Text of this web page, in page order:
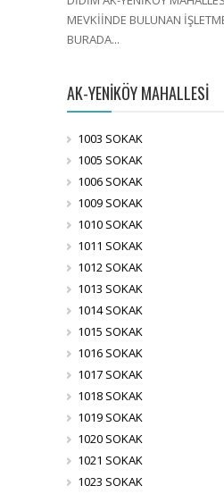
MEVKİİNDE BULUNAN
BURADA...
AK-YENİKÖY MAHALLESİ
1003 SOKAK
1005 SOKAK
1006 SOKAK
1009 SOKAK
1010 SOKAK
1011 SOKAK
1012 SOKAK
1013 SOKAK
1014 SOKAK
1015 SOKAK
1016 SOKAK
1017 SOKAK
1018 SOKAK
1019 SOKAK
1020 SOKAK
1021 SOKAK
1023 SOKAK